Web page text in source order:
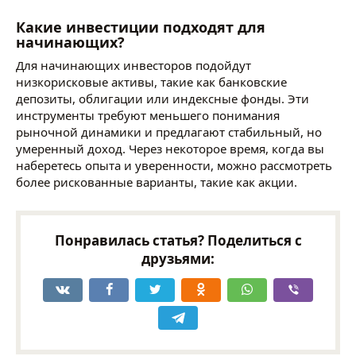
Какие инвестиции подходят для
начинающих?
Для начинающих инвесторов подойдут
низкорисковые активы, такие как банковские
депозиты, облигации или индексные фонды. Эти
инструменты требуют меньшего понимания
рыночной динамики и предлагают стабильный, но
умеренный доход. Через некоторое время, когда вы
наберетесь опыта и уверенности, можно рассмотреть
более рискованные варианты, такие как акции.
Понравилась статья? Поделиться с
друзьями: